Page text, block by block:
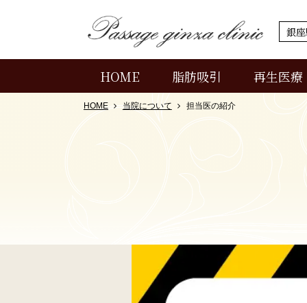
銀
HOME 脂肪吸引 再生医療
HOME 当院について 担当医の紹介